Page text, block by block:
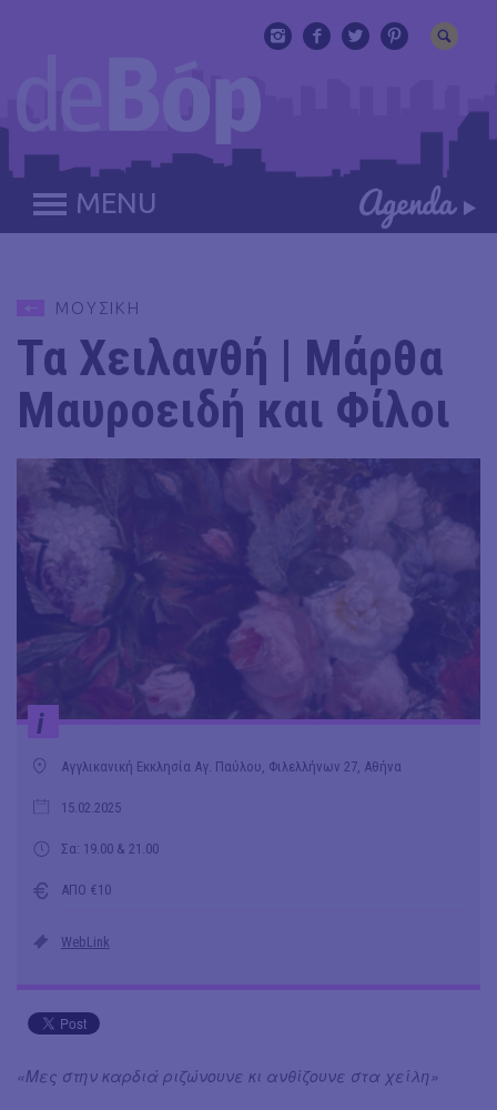
MENU
ΜΟΥΣΙΚΗ
Τα Χειλανθή | Μάρθα
Μαυροειδή και Φίλοι
i
Αγγλικανική Εκκλησία Αγ. Παύλου, Φιλελλήνων 27, Αθήνα
15.02.2025
Σα: 19.00 & 21.00
ΑΠΟ €10
WebLink
«Μες στην καρδιά ριζώνουνε κι ανθίζουνε στα χείλη»